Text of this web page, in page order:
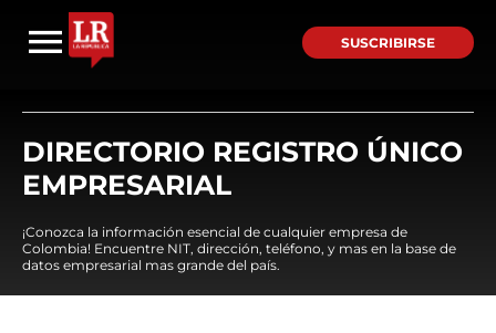
SUSCRIBIRSE
DIRECTORIO REGISTRO ÚNICO
EMPRESARIAL
¡Conozca la información esencial de cualquier empresa de
Colombia! Encuentre NIT, dirección, teléfono, y mas en la base de
datos empresarial mas grande del país.